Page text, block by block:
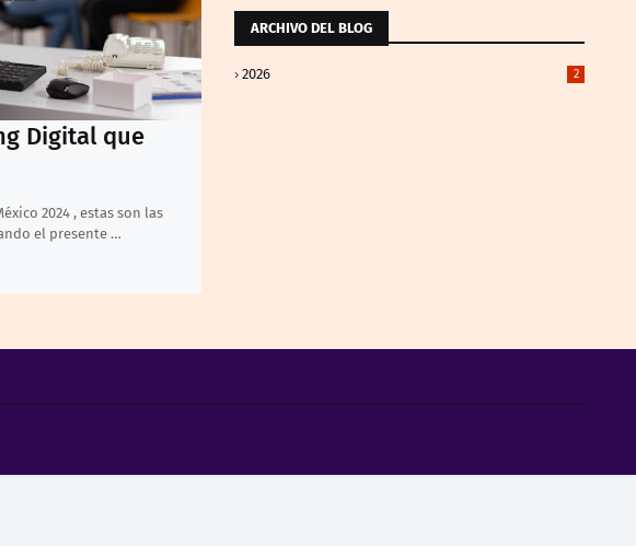
Digital que
2024 , estas son las
el presente …
ARCHIVO DEL BLOG
2026 2